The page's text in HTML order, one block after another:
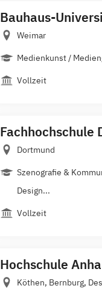
Bauhaus-
Weimar
Medienkunst /
Vollzeit
Fachhochschule
Dortmund
Szenografie &
Design...
Vollzeit
Hochschule
Köthen, Bernburg,